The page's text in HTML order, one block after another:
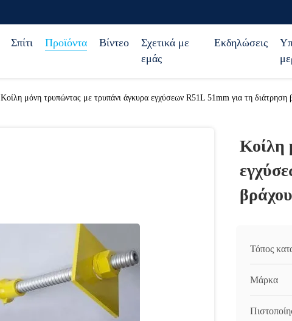
Σπίτι Προϊόντα Βίντεο
Σχετικά με
εμάς
Εκδηλώσεις
Κοίλη μόνη τρυπώντας με τρυπάνι άγκυρα εγχύσεων R51L 51mm για τη διάτρηση
Κοίλη
Τόπος
Μάρκα